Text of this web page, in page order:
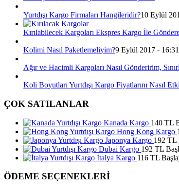
Yurtdışı Kargo Firmaları Hangileridir?10 Eylül
Kırılabilecek Kargoları Ekspres Kargo İle
Kolimi Nasıl Paketlemeliyim?9 Eylül 2017 - 16:31
Ağır ve Hacimli Kargoları Nasıl Gönderirim,
Koli Boyutları Yurtdışı Kargo Fiyatlarını Nasıl
ÇOK SATILANLAR
Kanada Kargo 140 TL
Hong Kong Kargo
Japonya Kargo 192 TL
Dubai Kargo 192 TL
İtalya Kargo 116 TL
ÖDEME SEÇENEKLERİ